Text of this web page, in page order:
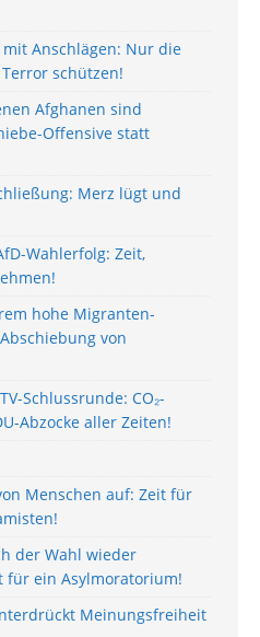
Anschlägen: Nur die
schützen!
Afghanen sind
Offensive statt
Merz lügt und
Wahlerfolg: Zeit,
hohe Migranten-
von
Schlussrunde: CO₂-
Abzocke aller Zeiten!
Menschen auf: Zeit für
der Wahl wieder
für ein Asylmoratorium!
Meinungsfreiheit